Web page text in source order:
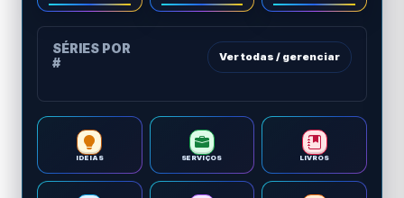
SÉRIES POR
#
Ver todas / gerenciar
IDEIAS SERVIÇOS LIVROS